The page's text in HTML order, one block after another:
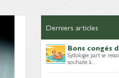
Derniers articles
Bons congés
Sydologie part se
souhaite à…